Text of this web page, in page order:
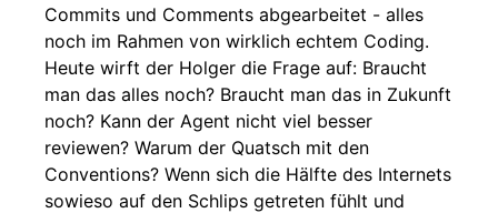
Commits und Comments abgearbeitet - alles
noch im Rahmen von wirklich echtem Coding.
Heute wirft der Holger die Frage auf: Braucht
man das alles noch? Braucht man das in Zukunft
noch? Kann der Agent nicht viel besser
reviewen? Warum der Quatsch mit den
Conventions? Wenn sich die Hälfte des Internets
sowieso auf den Schlips getreten fühlt und